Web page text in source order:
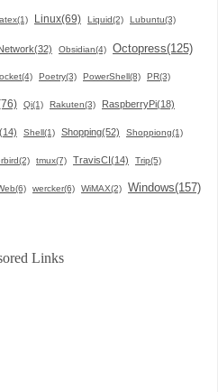
Linux(69) Liquid(2) Lubuntu(3)
Obsidian(4) Octopress(125)
Poetry(3) PowerShell(8) PR(3)
Qi(1) Rakuten(3) RaspberryPi(18)
Shell(1) Shopping(52) Shoppiong(1)
tmux(7) TravisCI(14) Trip(5)
wercker(6) WiMAX(2) Windows(157)
Links